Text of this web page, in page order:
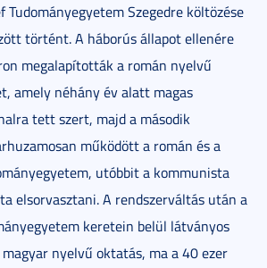
Tudományegyetem Szegedre költözése
történt. A háborús állapot ellenére
megalapították a román nyelvű
amely néhány év alatt magas
tett szert, majd a második
működött a román és a
utóbbit a kommunista
elsorvasztani. A rendszerváltás után a
keretein belül látványos
nyelvű oktatás, ma a 40 ezer